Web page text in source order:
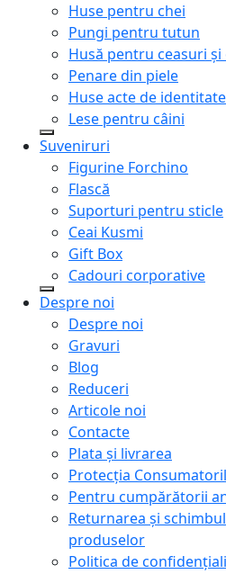
Huse pentru chei
Pungi pentru tutun
Husă pentru ceasuri și
Penare din piele
Huse acte de identitate
Lese pentru câini
Suveniruri
Figurine Forchino
Flască
Suporturi pentru sticle
Ceai Kusmi
Gift Box
Cadouri corporative
Despre noi
Despre noi
Gravuri
Blog
Reduceri
Articole noi
Contacte
Plata și livrarea
Protecţia
Pentru cumpărătorii
Returnarea și schimbul
produselor
Politica de